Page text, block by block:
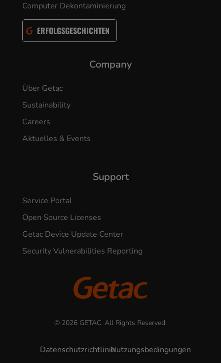
Computer Dekontaminierung
ERFOLGSGESCHICHTEN
Company
Über Getac
Sustainability
Careers
Aktuelles & Events
Support
Service Portal
Open Source Licenses
Getac Device Update Center
Security Vulnerabilities Reporting
© 2026 GETAC. All Rights Reserved.
DatenschutzrichtlinieNutzungsbedingungen